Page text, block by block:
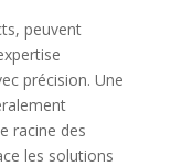
peuvent
précision. Une
racine des
les solutions